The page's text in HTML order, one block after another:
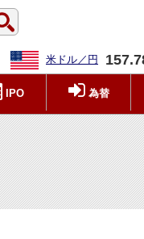
米ドル／円
IPO 為替